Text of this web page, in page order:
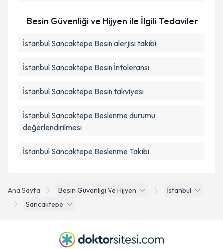
Ana Sayfa Besin Guvenligi Ve Hijyen
İstanbul
Sancaktepe
Besin Güvenliği ve Hijyen ile İlgili Tedaviler
İstanbul Sancaktepe Besin alerjisi takibi
İstanbul Sancaktepe Besin İntoleransı
İstanbul Sancaktepe Besin takviyesi
İstanbul Sancaktepe Beslenme durumu
değerlendirilmesi
İstanbul Sancaktepe Beslenme Takibi